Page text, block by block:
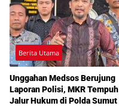
Berita Utama
Unggahan Medsos Berujung
Laporan Polisi, MKR Tempuh
Jalur Hukum di Polda Sumut